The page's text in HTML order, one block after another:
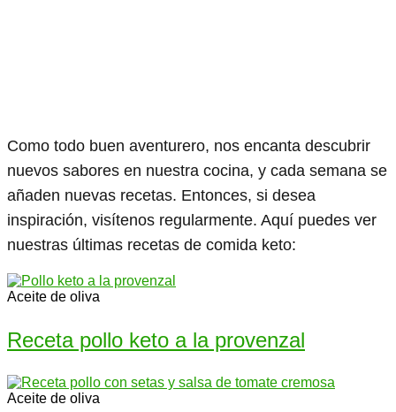
Como todo buen aventurero, nos encanta descubrir
nuevos sabores en nuestra cocina, y cada semana se
añaden nuevas recetas. Entonces, si desea
inspiración, visítenos regularmente. Aquí puedes ver
nuestras últimas recetas de comida keto:
Aceite de oliva
Receta pollo keto a la provenzal
Aceite de oliva